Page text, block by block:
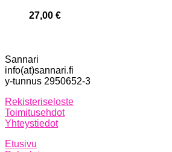
27,00 €
Sannari
info(at)sannari.fi
y-tunnus 2950652-3
Rekisteriseloste
Toimitusehdot
Yhteystiedot
Etusivu